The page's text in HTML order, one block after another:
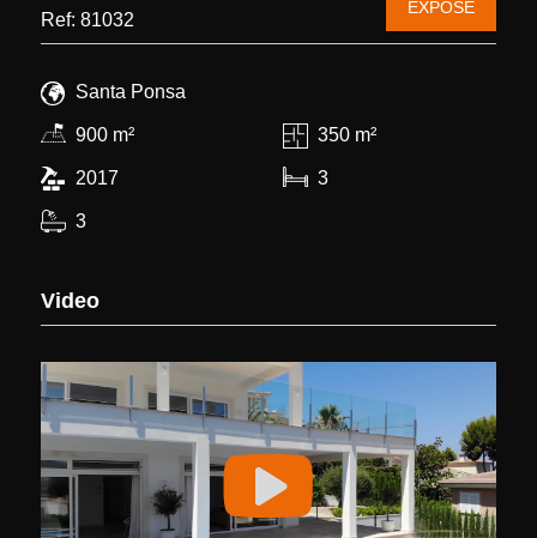
Ref: 81032
EXPOSÉ
Santa Ponsa
900 m² 350 m²
2017 3
3
Video